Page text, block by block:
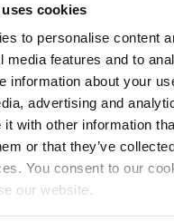
cookies
to personalise content
media features and to
information about your
advertising and
with other information
or that they’ve
You consent to our
our website.
Zölle reduziert, die
zustande kommen, die
vereinbart wurden.
der
oder -ermässigungen
EU-Ländern),FormA
Entwicklungsländern in
die nachweisen, dass die
Tarifbehandlung bestehen.